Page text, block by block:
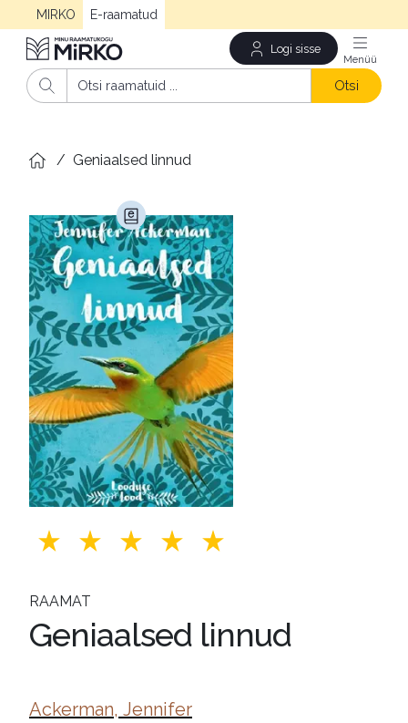
MIRKO E-raamatud
Logi sisse
Otsi
/ Geniaalsed linnud
RAAMAT
Geniaalsed linnud
Ackerman, Jennifer